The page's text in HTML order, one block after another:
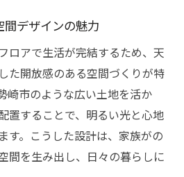
デザインの魅力
ロアで生活が完結するため、天
た開放感のある空間づくりが特
崎市のような広い土地を活か
置することで、明るい光と心地
す。こうした設計は、家族がの
間を生み出し、日々の暮らしに